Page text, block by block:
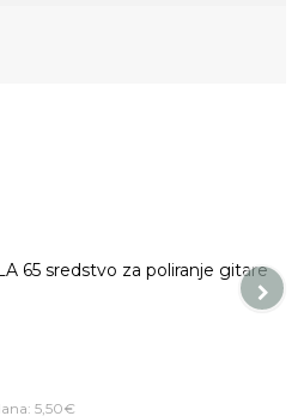
65 sredstvo za poliranje gitare
5,50€